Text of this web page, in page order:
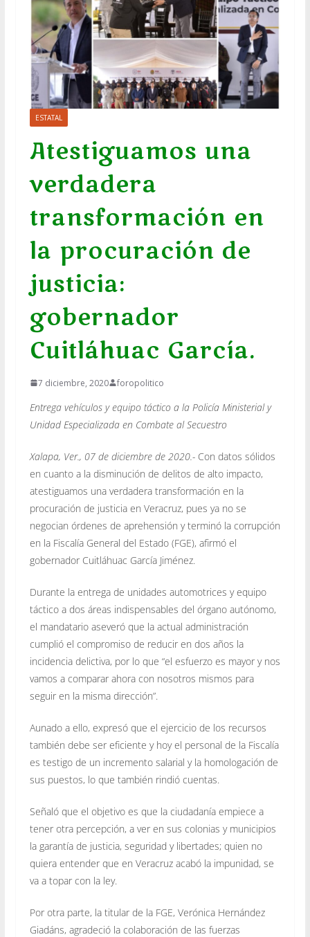
ESTATAL
Atestiguamos una
verdadera
transformación en
la procuración de
justicia:
gobernador
Cuitláhuac García.
7 diciembre, 2020 foropolitico
Entrega vehículos y equipo táctico a la Policía Ministerial y
Unidad Especializada en Combate al Secuestro
Xalapa, Ver., 07 de diciembre de 2020.-Con datos sólidos
en cuanto a la disminución de delitos de alto impacto,
atestiguamos una verdadera transformación en la
procuración de justicia en Veracruz, pues ya no se
negocian órdenes de aprehensión y terminó la corrupción
en la Fiscalía General del Estado (FGE), afirmó el
gobernador Cuitláhuac García Jiménez.
Durante la entrega de unidades automotrices y equipo
táctico a dos áreas indispensables del órgano autónomo,
el mandatario aseveró que la actual administración
cumplió el compromiso de reducir en dos años la
incidencia delictiva, por lo que “el esfuerzo es mayor y nos
vamos a comparar ahora con nosotros mismos para
seguir en la misma dirección”.
Aunado a ello, expresó que el ejercicio de los recursos
también debe ser eficiente y hoy el personal de la Fiscalía
es testigo de un incremento salarial y la homologación de
sus puestos, lo que también rindió cuentas.
Señaló que el objetivo es que la ciudadanía empiece a
tener otra percepción, a ver en sus colonias y municipios
la garantía de justicia, seguridad y libertades; quien no
quiera entender que en Veracruz acabó la impunidad, se
va a topar con la ley.
Por otra parte, la titular de la FGE, Verónica Hernández
Giadáns, agradeció la colaboración de las fuerzas